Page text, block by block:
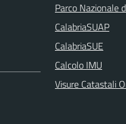
Parco Nazionale
CalabriaSUAP
CalabriaSUE
Calcolo IMU
Visure Catastali